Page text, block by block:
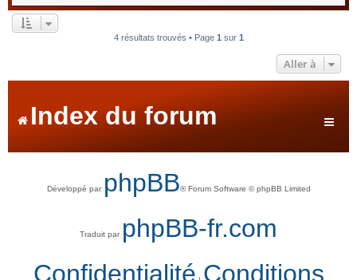
4 résultats trouvés • Page 1sur 1
Aller à
Index du forum
Développé par phpBB® Forum Software © phpBB Limited
Traduit par phpBB-fr.com
Confidentialité Conditions